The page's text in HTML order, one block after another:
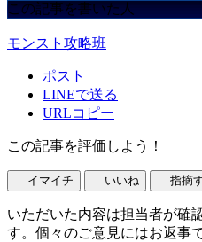
この記事を書いた人
モンスト攻略班
ポスト
LINEで送る
URLコピー
この記事を評価しよう！
イマイチ いいね 指摘
いただいた内容は担当者が確
す。個々のご意見にはお返事